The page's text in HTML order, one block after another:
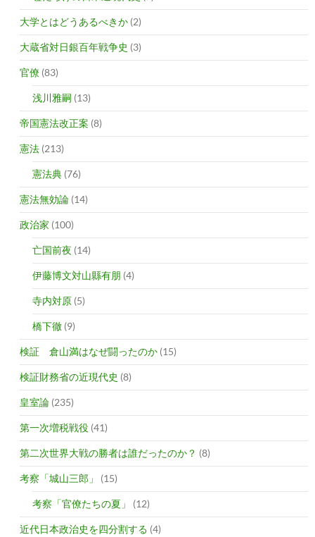
大学とはどうあるべきか (2)
大蔵省対日銀百年戦争史 (3)
官僚 (83)
浅川雅嗣 (13)
帝国憲法改正案 (8)
憲法 (213)
憲法典 (76)
憲法無効論 (14)
政治家 (100)
亡国前夜 (14)
伊藤博文対山縣有朋 (4)
寺内対原 (5)
橋下徹 (9)
検証 倉山満はなぜ闘ったのか (15)
検証財務省の近現代史 (8)
皇室論 (235)
第一次増税戦役 (41)
第二次世界大戦の勝者は誰だったのか？ (8)
考察「城山三郎」 (15)
考察「官僚たちの夏」 (12)
近代日本政治史を四分割する (4)